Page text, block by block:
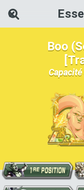
Boo